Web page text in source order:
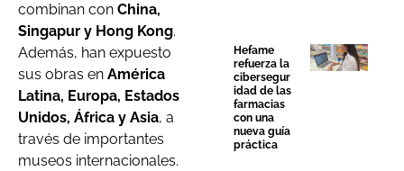
combinan con China,
Singapur y Hong Kong.
Además, han expuesto
sus obras en América
Latina, Europa, Estados
Unidos, África y Asia, a
través de importantes
museos internacionales.
Hefame
refuerza la
cibersegur
idad de las
farmacias
con una
nueva guía
práctica